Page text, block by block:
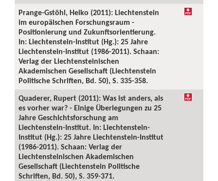
Prange-Gstöhl, Heiko (2011): Liechtenstein
im europäischen Forschungsraum -
Positionierung und Zukunftsorientierung.
In: Liechtenstein-Institut (Hg.): 25 Jahre
Liechtenstein-Institut (1986-2011). Schaan:
Verlag der Liechtensteinischen
Akademischen Gesellschaft (Liechtenstein
Politische Schriften, Bd. 50), S. 335-358.
Quaderer, Rupert (2011): Was ist anders, als
es vorher war? - Einige Überlegungen zu 25
Jahre Geschichtsforschung am
Liechtenstein-Institut. In: Liechtenstein-
Institut (Hg.): 25 Jahre Liechtenstein-Institut
(1986-2011). Schaan: Verlag der
Liechtensteinischen Akademischen
Gesellschaft (Liechtenstein Politische
Schriften, Bd. 50), S. 359-371.